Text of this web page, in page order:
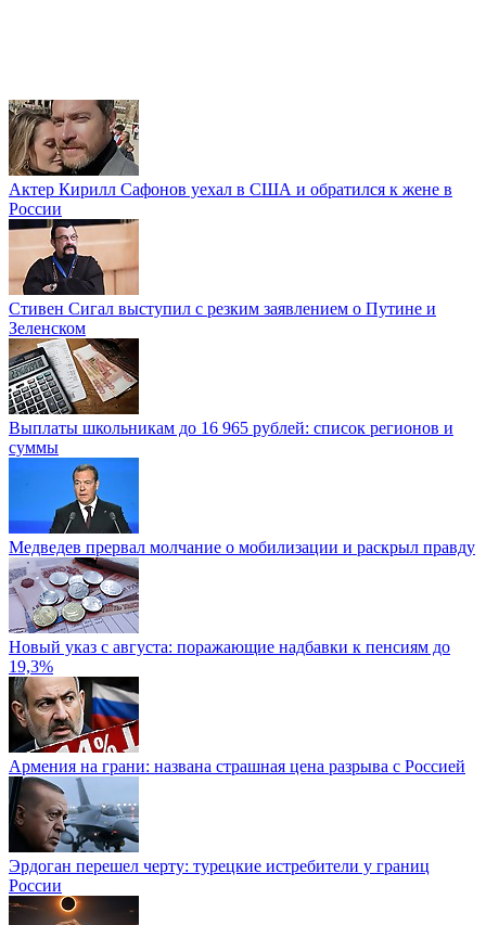
Актер Кирилл Сафонов уехал в США и обратился к жене в
России
Стивен Сигал выступил с резким заявлением о Путине и
Зеленском
Выплаты школьникам до 16 965 рублей: список регионов и
суммы
Медведев прервал молчание о мобилизации и раскрыл правду
Новый указ с августа: поражающие надбавки к пенсиям до
19,3%
Армения на грани: названа страшная цена разрыва с Россией
Эрдоган перешел черту: турецкие истребители у границ
России